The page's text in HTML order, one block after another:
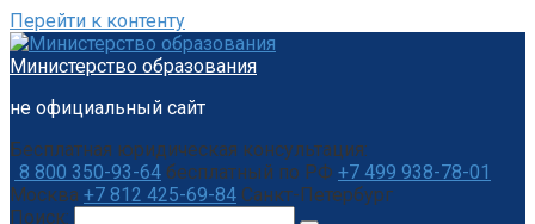
Перейти к контенту
Министерство образования
не официальный сайт
Бесплатная юридическая консультация:
8 800 350-93-64 бесплатный по РФ +7 499 938-78-01
Москва +7 812 425-69-84 Санкт-Петербург
Поиск: